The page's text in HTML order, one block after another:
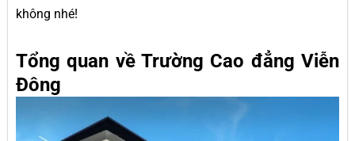
không nhé!
Tổng quan về Trường Cao đẳng Viễn
Đông